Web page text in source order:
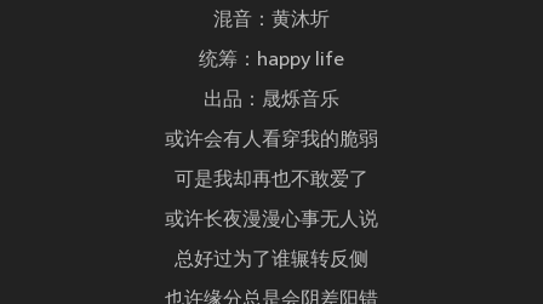
混音：黄沐圻
统筹：happy life
出品：晟烁音乐
或许会有人看穿我的脆弱
可是我却再也不敢爱了
或许长夜漫漫心事无人说
总好过为了谁辗转反侧